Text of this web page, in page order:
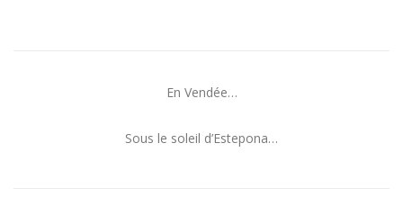
En Vendée…
Sous le soleil d’Estepona…